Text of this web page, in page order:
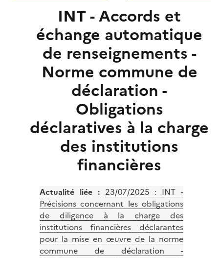
INT - Accords et
échange automatique
de renseignements -
Norme commune de
déclaration -
Obligations
déclaratives à la charge
des institutions
financières
Actualité liée : 23/07/2025 : INT -
Précisions concernant les obligations
de diligence à la charge des
institutions financières déclarantes
pour la mise en œuvre de la norme
commune de déclaration -